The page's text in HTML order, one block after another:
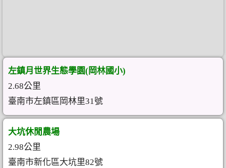
左鎮月世界生態學園(岡林國小)
2.68公里
臺南市左鎮區岡林里31號
大坑休閒農場
2.98公里
臺南市新化區大坑里82號